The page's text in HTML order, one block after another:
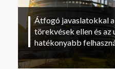
Átfogó javaslatokkal
törekvések ellen és az
hatékonyabb